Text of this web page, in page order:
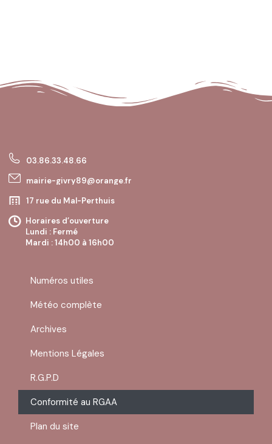
03.86.33.48.66
mairie-givry89@orange.fr
17 rue du Mal-Perthuis
Horaires d’ouverture
Lundi : Fermé
Mardi : 14h00 à 16h00
Vendredi : Fermé
Samedi : Fermé
Numéros utiles
Météo complète
Archives
Mentions Légales
R.G.P.D
Conformité au RGAA
Plan du site